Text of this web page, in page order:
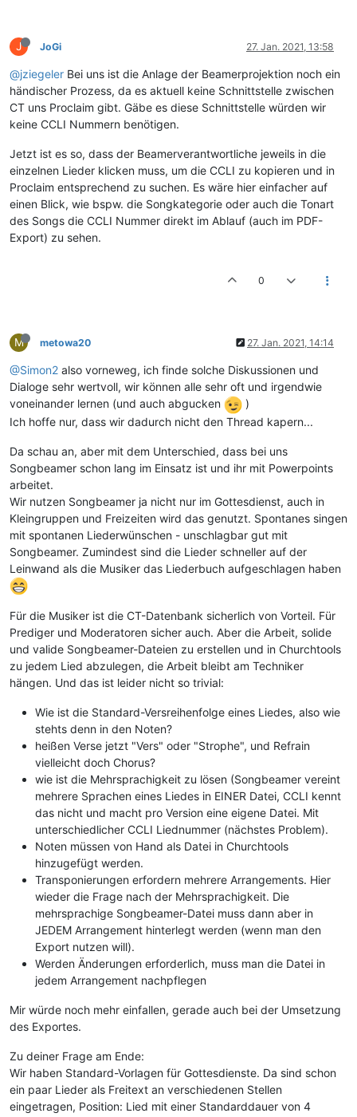
J JoGi 27. Jan. 2021, 13:58
@jziegeler Bei uns ist die Anlage der Beamerprojektion noch ein
händischer Prozess, da es aktuell keine Schnittstelle zwischen
CT uns Proclaim gibt. Gäbe es diese Schnittstelle würden wir
keine CCLI Nummern benötigen.
Jetzt ist es so, dass der Beamerverantwortliche jeweils in die
einzelnen Lieder klicken muss, um die CCLI zu kopieren und in
Proclaim entsprechend zu suchen. Es wäre hier einfacher auf
einen Blick, wie bspw. die Songkategorie oder auch die Tonart
des Songs die CCLI Nummer direkt im Ablauf (auch im PDF-
Export) zu sehen.
0
M metowa20 27. Jan. 2021, 14:14
@Simon2 also vorneweg, ich finde solche Diskussionen und
Dialoge sehr wertvoll, wir können alle sehr oft und irgendwie
voneinander lernen (und auch abgucken
)
Ich hoffe nur, dass wir dadurch nicht den Thread kapern...
Da schau an, aber mit dem Unterschied, dass bei uns
Songbeamer schon lang im Einsatz ist und ihr mit Powerpoints
arbeitet.
Wir nutzen Songbeamer ja nicht nur im Gottesdienst, auch in
Kleingruppen und Freizeiten wird das genutzt. Spontanes singen
mit spontanen Liederwünschen - unschlagbar gut mit
Songbeamer. Zumindest sind die Lieder schneller auf der
Leinwand als die Musiker das Liederbuch aufgeschlagen haben
Für die Musiker ist die CT-Datenbank sicherlich von Vorteil. Für
Prediger und Moderatoren sicher auch. Aber die Arbeit, solide
und valide Songbeamer-Dateien zu erstellen und in Churchtools
zu jedem Lied abzulegen, die Arbeit bleibt am Techniker
hängen. Und das ist leider nicht so trivial:
Wie ist die Standard-Versreihenfolge eines Liedes, also wie
stehts denn in den Noten?
heißen Verse jetzt "Vers" oder "Strophe", und Refrain
vielleicht doch Chorus?
wie ist die Mehrsprachigkeit zu lösen (Songbeamer vereint
mehrere Sprachen eines Liedes in EINER Datei, CCLI kennt
das nicht und macht pro Version eine eigene Datei. Mit
unterschiedlicher CCLI Liednummer (nächstes Problem).
Noten müssen von Hand als Datei in Churchtools
hinzugefügt werden.
Transponierungen erfordern mehrere Arrangements. Hier
wieder die Frage nach der Mehrsprachigkeit. Die
mehrsprachige Songbeamer-Datei muss dann aber in
JEDEM Arrangement hinterlegt werden (wenn man den
Export nutzen will).
Werden Änderungen erforderlich, muss man die Datei in
jedem Arrangement nachpflegen
Mir würde noch mehr einfallen, gerade auch bei der Umsetzung
des Exportes.
Zu deiner Frage am Ende:
Wir haben Standard-Vorlagen für Gottesdienste. Da sind schon
ein paar Lieder als Freitext an verschiedenen Stellen
eingetragen, Position: Lied mit einer Standarddauer von 4